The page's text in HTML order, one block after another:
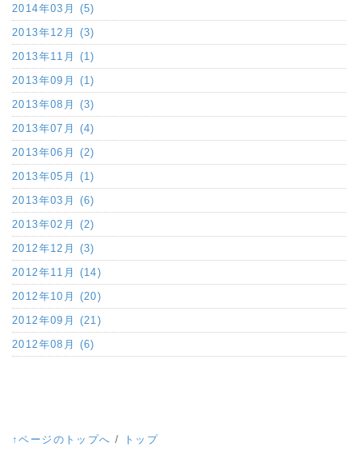
2014年03月 (5)
2013年12月 (3)
2013年11月 (1)
2013年09月 (1)
2013年08月 (3)
2013年07月 (4)
2013年06月 (2)
2013年05月 (1)
2013年03月 (6)
2013年02月 (2)
2012年12月 (3)
2012年11月 (14)
2012年10月 (20)
2012年09月 (21)
2012年08月 (6)
↑ページのトップへ / トップ